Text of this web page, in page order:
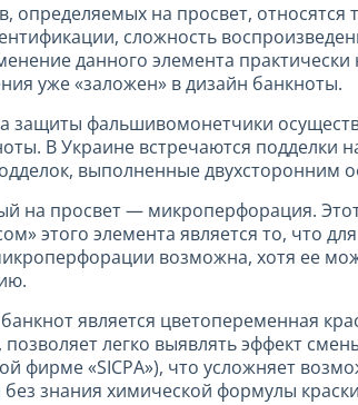
определяемых на просвет,
сложность
данного элемента
уже «заложен» в дизайн банкноты.
защиты фальшивомонетчики
В Украине встречаются
выполненные двухсторонним
на просвет — микроперфорация.
этого элемента является то, что
возможна, хотя ее
является цветопеременная
легко выявлять эффект
фирме «SICPA»), что усложняет
знания химической формулы